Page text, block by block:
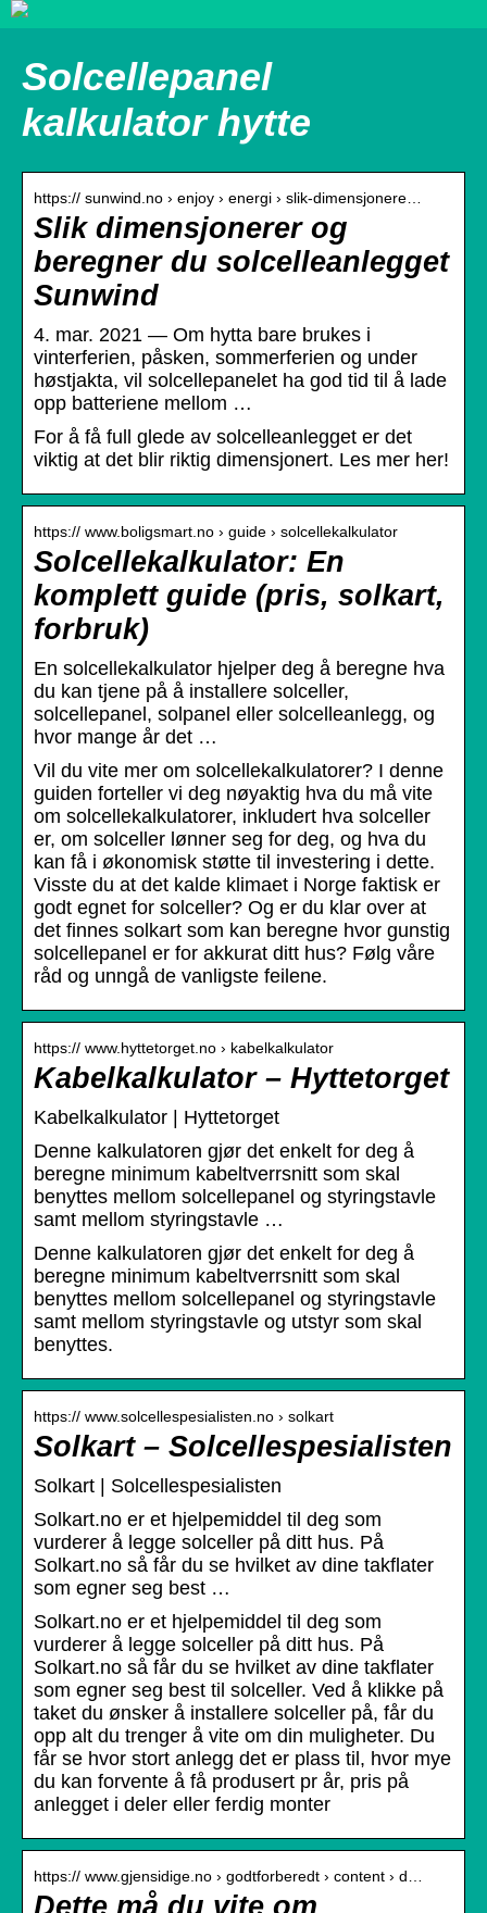
Solcellepanel
kalkulator hytte
https:// sunwind.no › enjoy › energi › slik-dimensjonere…
Slik dimensjonerer og
beregner du solcelleanlegget
Sunwind
4. mar. 2021 — Om hytta bare brukes i
vinterferien, påsken, sommerferien og under
høstjakta, vil solcellepanelet ha god tid til å lade
opp batteriene mellom …
For å få full glede av solcelleanlegget er det
viktig at det blir riktig dimensjonert. Les mer her!
https:// www.boligsmart.no › guide › solcellekalkulator
Solcellekalkulator: En
komplett guide (pris, solkart,
forbruk)
En solcellekalkulator hjelper deg å beregne hva
du kan tjene på å installere solceller,
solcellepanel, solpanel eller solcelleanlegg, og
hvor mange år det …
Vil du vite mer om solcellekalkulatorer? I denne
guiden forteller vi deg nøyaktig hva du må vite
om solcellekalkulatorer, inkludert hva solceller
er, om solceller lønner seg for deg, og hva du
kan få i økonomisk støtte til investering i dette.
Visste du at det kalde klimaet i Norge faktisk er
godt egnet for solceller? Og er du klar over at
det finnes solkart som kan beregne hvor gunstig
solcellepanel er for akkurat ditt hus? Følg våre
råd og unngå de vanligste feilene.
https:// www.hyttetorget.no › kabelkalkulator
Kabelkalkulator – Hyttetorget
Kabelkalkulator | Hyttetorget
Denne kalkulatoren gjør det enkelt for deg å
beregne minimum kabeltverrsnitt som skal
benyttes mellom solcellepanel og styringstavle
samt mellom styringstavle …
Denne kalkulatoren gjør det enkelt for deg å
beregne minimum kabeltverrsnitt som skal
benyttes mellom solcellepanel og styringstavle
samt mellom styringstavle og utstyr som skal
benyttes.
https:// www.solcellespesialisten.no › solkart
Solkart – Solcellespesialisten
Solkart | Solcellespesialisten
Solkart.no er et hjelpemiddel til deg som
vurderer å legge solceller på ditt hus. På
Solkart.no så får du se hvilket av dine takflater
som egner seg best …
Solkart.no er et hjelpemiddel til deg som
vurderer å legge solceller på ditt hus. På
Solkart.no så får du se hvilket av dine takflater
som egner seg best til solceller. Ved å klikke på
taket du ønsker å installere solceller på, får du
opp alt du trenger å vite om din muligheter. Du
får se hvor stort anlegg det er plass til, hvor mye
du kan forvente å få produsert pr år, pris på
anlegget i deler eller ferdig monter
https:// www.gjensidige.no › godtforberedt › content › d…
Dette må du vite om